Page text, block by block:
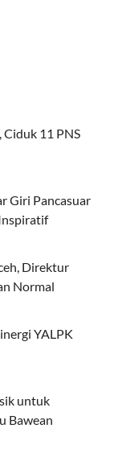
Ciduk 11 PNS
Giri Pancasuar
Direktur
Normal
YALPK
untuk
Bawean